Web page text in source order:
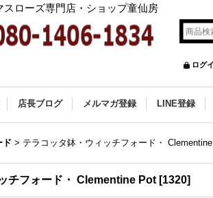
ローズ専門店・ショップ童仙房
ログ
店長ブログ メルマガ登録 LINE登録
ド > テラコッタ鉢・ウィッチフォード・
チフォード・ Clementine Pot [1320]